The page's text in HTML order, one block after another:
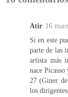
Atir 16
Si en este
parte de las
artista más
nace
27 (Giner
los dirigentes